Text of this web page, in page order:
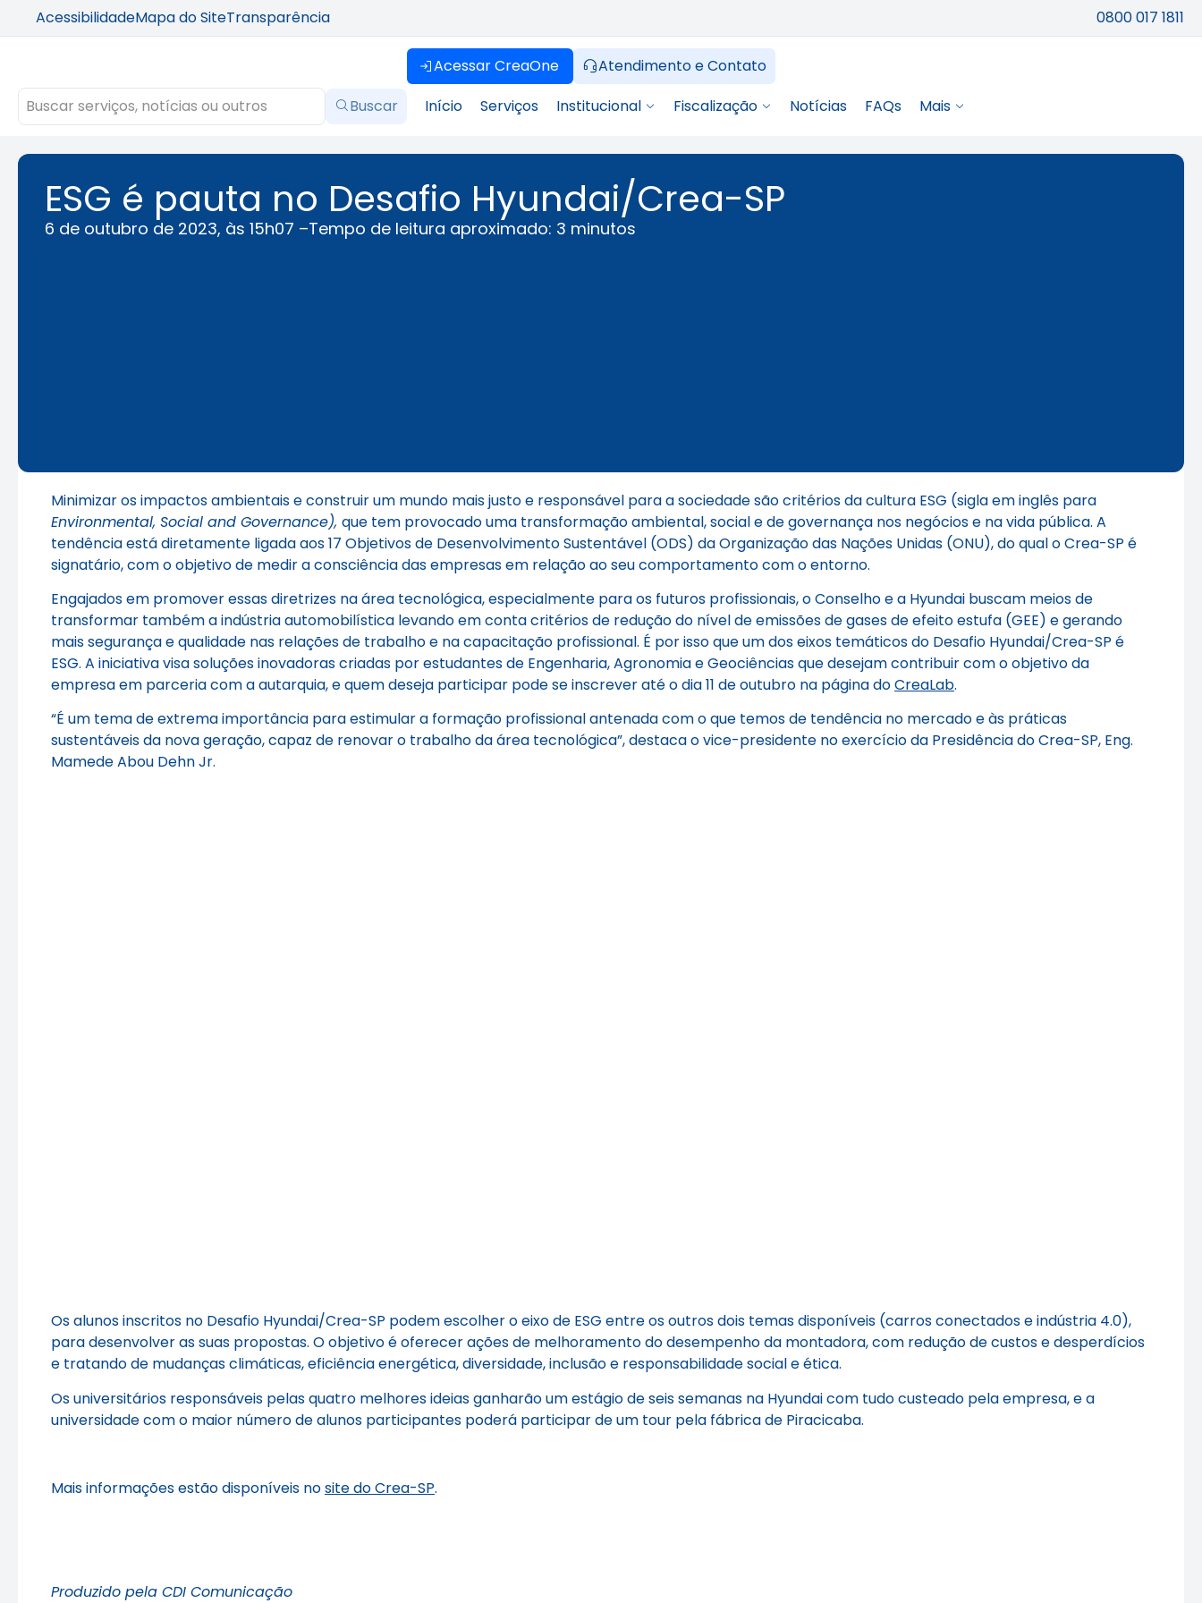
AcessibilidadeMapa do SiteTransparência 0800 017 1811
Acessar CreaOne
Atendimento e Contato
Buscar
Início Serviços Institucional Fiscalização Notícias FAQs Mais
ESG é pauta no Desafio Hyundai/Crea-SP
6 de outubro de 2023, às 15h07 –Tempo de leitura aproximado: 3 minutos
Minimizar os impactos ambientais e construir um mundo mais justo e responsável para a sociedade são critérios da cultura ESG (sigla em inglês para
Environmental, Social and Governance), que tem provocado uma transformação ambiental, social e de governança nos negócios e na vida pública. A
tendência está diretamente ligada aos 17 Objetivos de Desenvolvimento Sustentável (ODS) da Organização das Nações Unidas (ONU), do qual o Crea-SP é
signatário, com o objetivo de medir a consciência das empresas em relação ao seu comportamento com o entorno.
Engajados em promover essas diretrizes na área tecnológica, especialmente para os futuros profissionais, o Conselho e a Hyundai buscam meios de
transformar também a indústria automobilística levando em conta critérios de redução do nível de emissões de gases de efeito estufa (GEE) e gerando
mais segurança e qualidade nas relações de trabalho e na capacitação profissional. É por isso que um dos eixos temáticos do Desafio Hyundai/Crea-SP é
ESG. A iniciativa visa soluções inovadoras criadas por estudantes de Engenharia, Agronomia e Geociências que desejam contribuir com o objetivo da
empresa em parceria com a autarquia, e quem deseja participar pode se inscrever até o dia 11 de outubro na página doCreaLab.
“É um tema de extrema importância para estimular a formação profissional antenada com o que temos de tendência no mercado e às práticas
sustentáveis da nova geração, capaz de renovar o trabalho da área tecnológica”, destaca o vice-presidente no exercício da Presidência do Crea-SP, Eng.
Mamede Abou Dehn Jr.
Os alunos inscritos no Desafio Hyundai/Crea-SP podem escolher o eixo de ESG entre os outros dois temas disponíveis (carros conectados e indústria 4.0),
para desenvolver as suas propostas. O objetivo é oferecer ações de melhoramento do desempenho da montadora, com redução de custos e desperdícios
e tratando de mudanças climáticas, eficiência energética, diversidade, inclusão e responsabilidade social e ética.
Os universitários responsáveis pelas quatro melhores ideias ganharão um estágio de seis semanas na Hyundai com tudo custeado pela empresa, e a
universidade com o maior número de alunos participantes poderá participar de um tour pela fábrica de Piracicaba.
Mais informações estão disponíveis nosite do Crea-SP.
Produzido pela CDI Comunicação